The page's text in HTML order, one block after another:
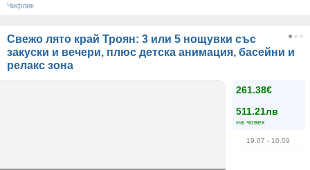
Чифлик
Свежо лято край Троян: 3 или 5 нощувки със
закуски и вечери, плюс детска анимация, басейни и
релакс зона
261.38€
511.21лв
на човек
19.07 - 10.09